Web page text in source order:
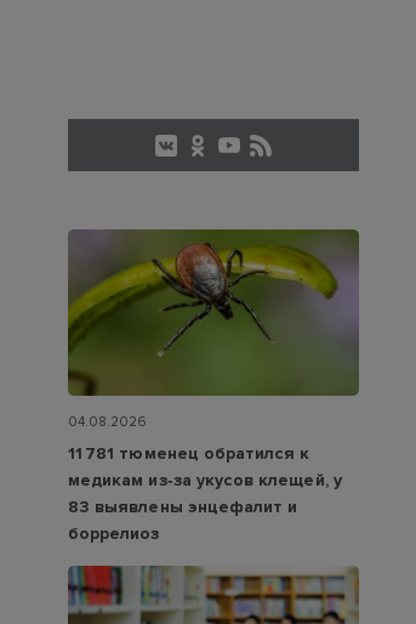
04.08.2026
11 781 тюменец обратился к
медикам из‑за укусов клещей, у
83 выявлены энцефалит и
боррелиоз